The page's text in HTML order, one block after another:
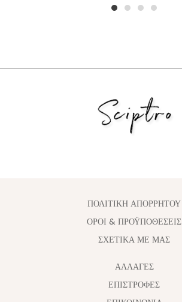
ΠΟΛΙΤΙΚΗ ΑΠΟΡΡΗΤΟΥ
ΟΡΟΙ & ΠΡΟΫΠΟΘΕΣΕΙΣ
ΣΧΕΤΙΚΑ ΜΕ ΜΑΣ
ΑΛΛΑΓΈΣ
ΕΠΙΣΤΡΟΦΕΣ